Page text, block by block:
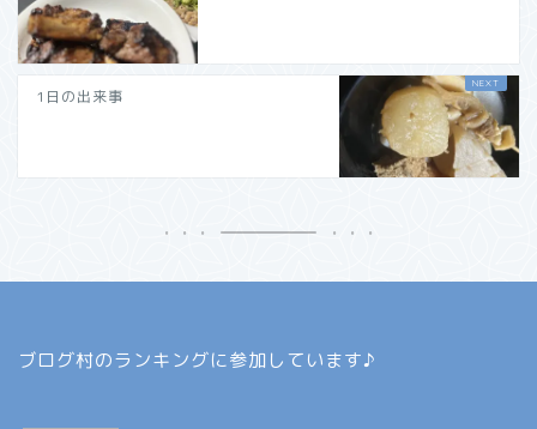
1日の出来事
ブログ村のランキングに参加しています♪